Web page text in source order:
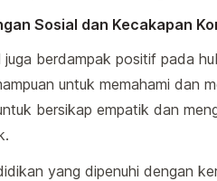
Sosial dan Kecakapan
juga berdampak positif pada
untuk memahami dan
bersikap empatik dan
yang dipenuhi dengan